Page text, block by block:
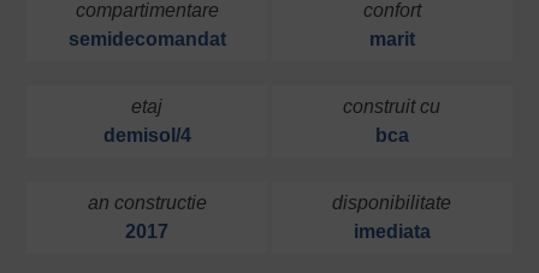
compartimentare
semidecomandat
confort
marit
etaj
demisol/4
construit cu
bca
an constructie
2017
disponibilitate
imediata